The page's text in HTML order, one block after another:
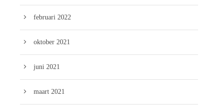
februari 2022
oktober 2021
juni 2021
maart 2021